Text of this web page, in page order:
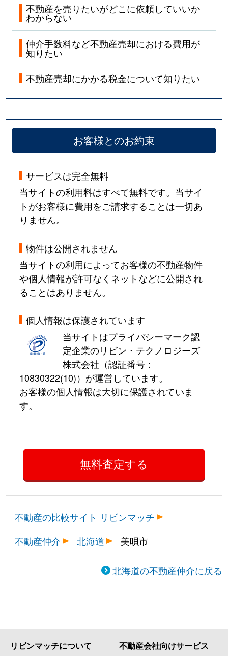
不動産を売りたいがどこに依頼していいか
わからない
仲介手数料など不動産売却における費用が
知りたい
不動産売却にかかる税金について知りたい
お客様とのお約束
サービスは完全無料
当サイトの利用料はすべて無料です。当サイ
トがお客様に費用をご請求することは一切あ
りません。
物件は公開されません
当サイトの利用によってお客様の不動産物件
や個人情報が許可なくネットなどに公開され
ることはありません。
個人情報は保護されています
当サイトはプライバシーマーク認
定企業のリビン・テクノロジーズ
株式会社（認証番号：
10830322(10)）が運営しています。
お客様の個人情報は大切に保護されていま
す。
不動産の比較サイト リビンマッチ
不動産仲介
北海道 美唄市
北海道の不動産仲介に戻る
リビンマッチについて 不動産会社向けサービス